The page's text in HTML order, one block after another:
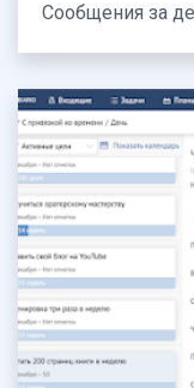
Сообщения за